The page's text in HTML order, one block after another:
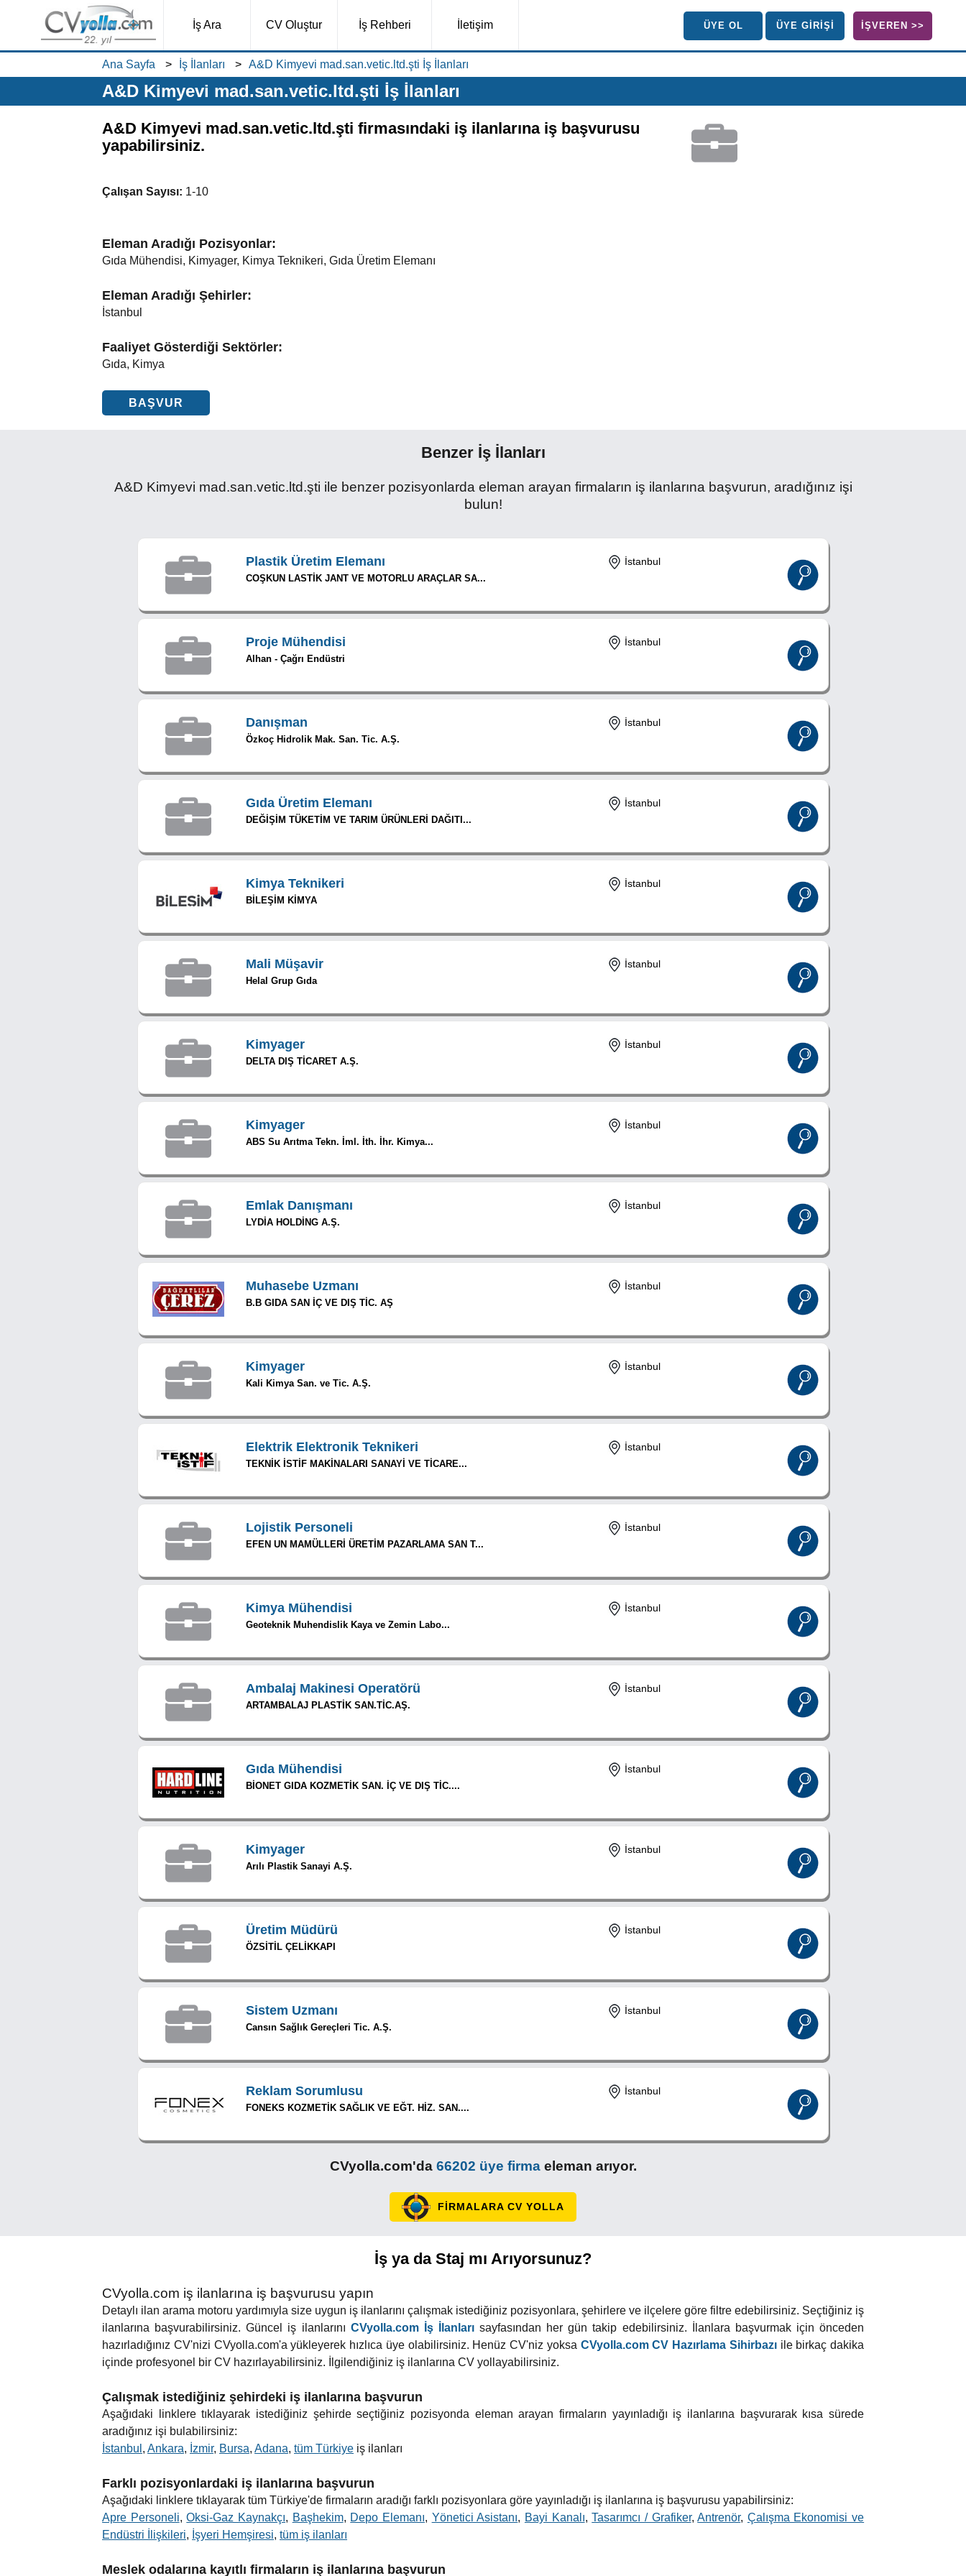
İş Ara CV Oluştur İş Rehberi İletişim ÜYE OL ÜYE GİRİŞİ İŞVEREN >>
Ana Sayfa İş İlanları A&D Kimyevi mad.san.vetic.ltd.şti İş İlanları
A&D Kimyevi mad.san.vetic.ltd.şti İş İlanları
A&D Kimyevi mad.san.vetic.ltd.şti firmasındaki iş ilanlarına iş başvurusu
yapabilirsiniz.
Çalışan Sayısı: 1-10
Eleman Aradığı Pozisyonlar:
Gıda Mühendisi, Kimyager, Kimya Teknikeri, Gıda Üretim Elemanı
Eleman Aradığı Şehirler:
İstanbul
Faaliyet Gösterdiği Sektörler:
Gıda, Kimya
BAŞVUR
Benzer İş İlanları
A&D Kimyevi mad.san.vetic.ltd.şti ile benzer pozisyonlarda eleman arayan firmaların iş ilanlarına başvurun, aradığınız işi
bulun!
Plastik Üretim Elemanı
COŞKUN LASTİK JANT VE MOTORLU ARAÇLAR SA...
İstanbul
Proje Mühendisi
Alhan - Çağrı Endüstri
İstanbul
Danışman
Özkoç Hidrolik Mak. San. Tic. A.Ş.
İstanbul
Gıda Üretim Elemanı
DEĞİŞİM TÜKETİM VE TARIM ÜRÜNLERİ DAĞITI...
İstanbul
Kimya Teknikeri
BİLEŞİM KİMYA
İstanbul
Mali Müşavir
Helal Grup Gıda
İstanbul
Kimyager
DELTA DIŞ TİCARET A.Ş.
İstanbul
Kimyager
ABS Su Arıtma Tekn. İml. İth. İhr. Kimya...
İstanbul
Emlak Danışmanı
LYDİA HOLDİNG A.Ş.
İstanbul
Muhasebe Uzmanı
B.B GIDA SAN İÇ VE DIŞ TİC. AŞ
İstanbul
Kimyager
Kali Kimya San. ve Tic. A.Ş.
İstanbul
Elektrik Elektronik Teknikeri
TEKNİK İSTİF MAKİNALARI SANAYİ VE TİCARE...
İstanbul
Lojistik Personeli
EFEN UN MAMÜLLERİ ÜRETİM PAZARLAMA SAN T...
İstanbul
Kimya Mühendisi
Geoteknik Muhendislik Kaya ve Zemin Labo...
İstanbul
Ambalaj Makinesi Operatörü
ARTAMBALAJ PLASTİK SAN.TİC.AŞ.
İstanbul
Gıda Mühendisi
BİONET GIDA KOZMETİK SAN. İÇ VE DIŞ TİC....
İstanbul
Kimyager
Arılı Plastik Sanayi A.Ş.
İstanbul
Üretim Müdürü
ÖZSİTİL ÇELİKKAPI
İstanbul
Sistem Uzmanı
Cansın Sağlık Gereçleri Tic. A.Ş.
İstanbul
Reklam Sorumlusu
FONEKS KOZMETİK SAĞLIK VE EĞT. HİZ. SAN....
İstanbul
CVyolla.com'da 66202 üye firmaeleman arıyor.
FİRMALARA CV YOLLA
İş ya da Staj mı Arıyorsunuz?
CVyolla.com iş ilanlarına iş başvurusu yapın
Detaylı ilan arama motoru yardımıyla size uygun iş ilanlarını çalışmak istediğiniz pozisyonlara, şehirlere ve ilçelere göre filtre edebilirsiniz. Seçtiğiniz iş
ilanlarına başvurabilirsiniz. Güncel iş ilanlarını CVyolla.com İş İlanlarısayfasından her gün takip edebilirsiniz. İlanlara başvurmak için önceden
hazırladığınız CV'nizi CVyolla.com'a yükleyerek hızlıca üye olabilirsiniz. Henüz CV'niz yoksa CVyolla.com CV Hazırlama Sihirbazıile birkaç dakika
içinde profesyonel bir CV hazırlayabilirsiniz. İlgilendiğiniz iş ilanlarına CV yollayabilirsiniz.
Çalışmak istediğiniz şehirdeki iş ilanlarına başvurun
Aşağıdaki linklere tıklayarak istediğiniz şehirde seçtiğiniz pozisyonda eleman arayan firmaların yayınladığı iş ilanlarına başvurarak kısa sürede
aradığınız işi bulabilirsiniz:
İstanbul , Ankara, İzmir, Bursa, Adana, tüm Türkiye iş ilanları
Farklı pozisyonlardaki iş ilanlarına başvurun
Aşağıdaki linklere tıklayarak tüm Türkiye'de firmaların aradığı farklı pozisyonlara göre yayınladığı iş ilanlarına iş başvurusu yapabilirsiniz:
Apre Personeli,Oksi-Gaz Kaynakçı, Başhekim, Depo Elemanı, Yönetici Asistanı, Bayi Kanalı,Tasarımcı / Grafiker,Antrenör, Çalışma Ekonomisi ve
Endüstri İlişkileri, İşyeri Hemşiresi, tüm iş ilanları
Meslek odalarına kayıtlı firmaların iş ilanlarına başvurun